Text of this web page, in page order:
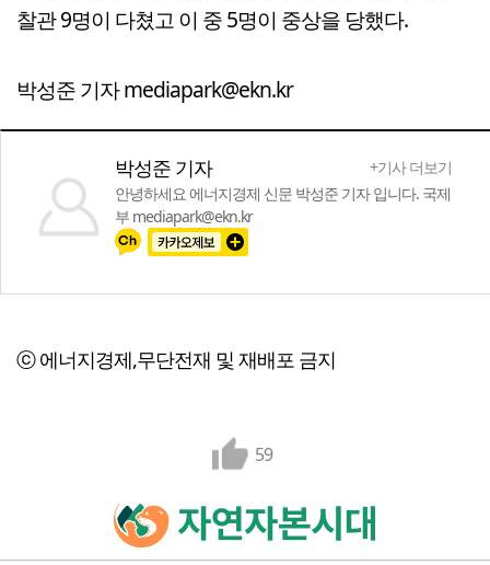
찰관 9명이 다쳤고 이 중 5명이 중상을 당했다.
박성준 기자 mediapark@ekn.kr
박성준 기자
+기사 더보기
안녕하세요 에너지경제 신문 박성준 기자 입니다. 국제
부 mediapark@ekn.kr
ⓒ 에너지경제,무단전재 및 재배포 금지
59